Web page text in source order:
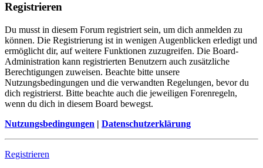
Registrieren
Du musst in diesem Forum registriert sein, um dich anmelden zu
können. Die Registrierung ist in wenigen Augenblicken erledigt und
ermöglicht dir, auf weitere Funktionen zuzugreifen. Die Board-
Administration kann registrierten Benutzern auch zusätzliche
Berechtigungen zuweisen. Beachte bitte unsere
Nutzungsbedingungen und die verwandten Regelungen, bevor du
dich registrierst. Bitte beachte auch die jeweiligen Forenregeln,
wenn du dich in diesem Board bewegst.
Nutzungsbedingungen | Datenschutzerklärung
Registrieren